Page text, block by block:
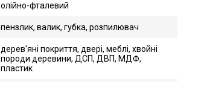
олійно-фталевий
пензлик, валик, губка, розпилювач
дерев'яні покриття, двері, меблі, хвойні
породи деревини, ДСП, ДВП, МДФ,
пластик